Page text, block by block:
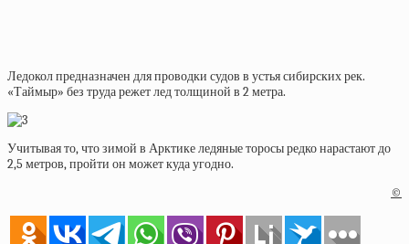
Ледокол предназначен для проводки судов в устья сибирских рек.
«Таймыр» без труда режет лед толщиной в 2 метра.
Учитывая то, что зимой в Арктике ледяные торосы редко нарастают до
2,5 метров, пройти он может куда угодно.
©